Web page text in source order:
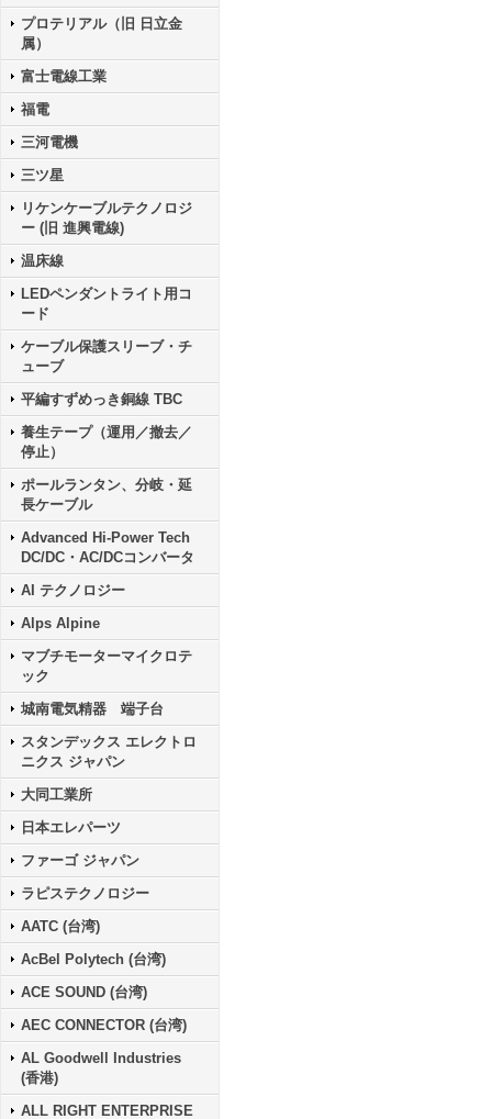
プロテリアル（旧 日立金
属）
富士電線工業
福電
三河電機
三ツ星
リケンケーブルテクノロジ
ー (旧 進興電線)
温床線
LEDペンダントライト用コ
ード
ケーブル保護スリーブ・チ
ューブ
平編すずめっき銅線 TBC
養生テープ（運用／撤去／
停止）
ポールランタン、分岐・延
長ケーブル
Advanced Hi-Power Tech
DC/DC・AC/DCコンバータ
AI テクノロジー
Alps Alpine
マブチモーターマイクロテ
ック
城南電気精器 端子台
スタンデックス エレクトロ
ニクス ジャパン
大同工業所
日本エレパーツ
ファーゴ ジャパン
ラピステクノロジー
AATC (台湾)
AcBel Polytech (台湾)
ACE SOUND (台湾)
AEC CONNECTOR (台湾)
AL Goodwell Industries
(香港)
ALL RIGHT ENTERPRISE